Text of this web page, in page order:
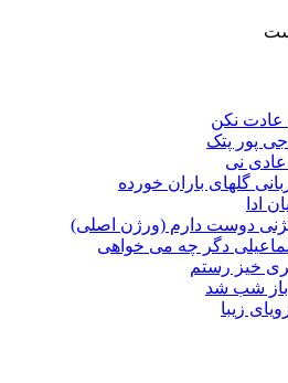
عادت نکن
پور پتک
نی
گلهای باران خورده
ادا
دوست دارم (ورژن اصلی)
دگر چه می خواهی
خیز رستم
باز شب شد
زیبا